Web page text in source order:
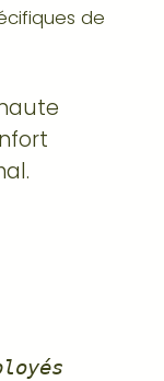
de